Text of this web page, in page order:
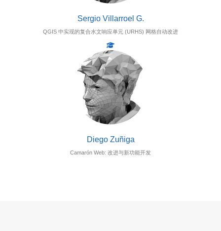
Sergio Villarroel G.
QGIS 中实现的复合水文响应单元 (URHS) 网格自动改进
Diego Zuñiga
Camarón Web: 改进与新功能开发